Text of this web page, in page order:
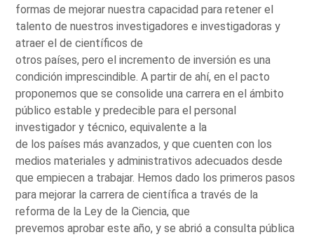
formas de mejorar nuestra capacidad para retener el
talento de nuestros investigadores e investigadoras y
atraer el de científicos de
otros países, pero el incremento de inversión es una
condición imprescindible. A partir de ahí, en el pacto
proponemos que se consolide una carrera en el ámbito
público estable y predecible para el personal
investigador y técnico, equivalente a la
de los países más avanzados, y que cuenten con los
medios materiales y administrativos adecuados desde
que empiecen a trabajar. Hemos dado los primeros pasos
para mejorar la carrera de científica a través de la
reforma de la Ley de la Ciencia, que
prevemos aprobar este año, y se abrió a consulta pública